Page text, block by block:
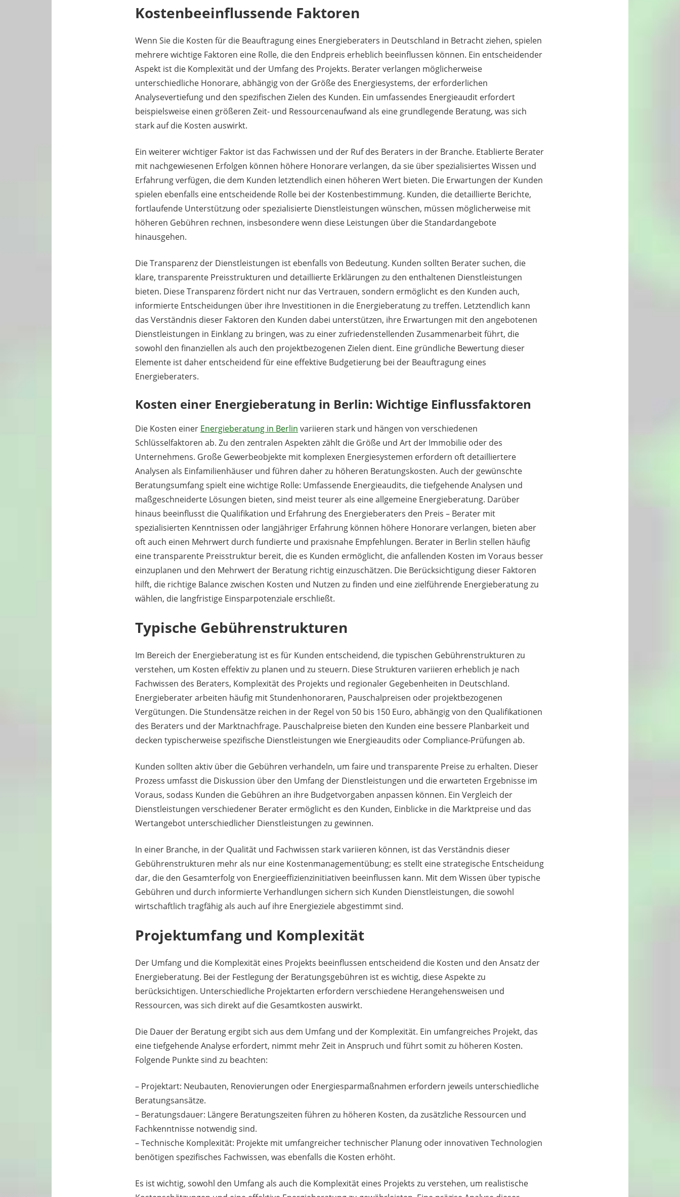
Kostenbeeinflussende Faktoren
Wenn Sie die Kosten für die Beauftragung eines Energieberaters in Deutschland in Betracht ziehen, spielen
mehrere wichtige Faktoren eine Rolle, die den Endpreis erheblich beeinflussen können. Ein entscheidender
Aspekt ist die Komplexität und der Umfang des Projekts. Berater verlangen möglicherweise
unterschiedliche Honorare, abhängig von der Größe des Energiesystems, der erforderlichen
Analysevertiefung und den spezifischen Zielen des Kunden. Ein umfassendes Energieaudit erfordert
beispielsweise einen größeren Zeit- und Ressourcenaufwand als eine grundlegende Beratung, was sich
stark auf die Kosten auswirkt.
Ein weiterer wichtiger Faktor ist das Fachwissen und der Ruf des Beraters in der Branche. Etablierte Berater
mit nachgewiesenen Erfolgen können höhere Honorare verlangen, da sie über spezialisiertes Wissen und
Erfahrung verfügen, die dem Kunden letztendlich einen höheren Wert bieten. Die Erwartungen der Kunden
spielen ebenfalls eine entscheidende Rolle bei der Kostenbestimmung. Kunden, die detaillierte Berichte,
fortlaufende Unterstützung oder spezialisierte Dienstleistungen wünschen, müssen möglicherweise mit
höheren Gebühren rechnen, insbesondere wenn diese Leistungen über die Standardangebote
hinausgehen.
Die Transparenz der Dienstleistungen ist ebenfalls von Bedeutung. Kunden sollten Berater suchen, die
klare, transparente Preisstrukturen und detaillierte Erklärungen zu den enthaltenen Dienstleistungen
bieten. Diese Transparenz fördert nicht nur das Vertrauen, sondern ermöglicht es den Kunden auch,
informierte Entscheidungen über ihre Investitionen in die Energieberatung zu treffen. Letztendlich kann
das Verständnis dieser Faktoren den Kunden dabei unterstützen, ihre Erwartungen mit den angebotenen
Dienstleistungen in Einklang zu bringen, was zu einer zufriedenstellenden Zusammenarbeit führt, die
sowohl den finanziellen als auch den projektbezogenen Zielen dient. Eine gründliche Bewertung dieser
Elemente ist daher entscheidend für eine effektive Budgetierung bei der Beauftragung eines
Energieberaters.
Kosten einer Energieberatung in Berlin: Wichtige Einflussfaktoren
Die Kosten einer Energieberatung in Berlin variieren stark und hängen von verschiedenen
Schlüsselfaktoren ab. Zu den zentralen Aspekten zählt die Größe und Art der Immobilie oder des
Unternehmens. Große Gewerbeobjekte mit komplexen Energiesystemen erfordern oft detailliertere
Analysen als Einfamilienhäuser und führen daher zu höheren Beratungskosten. Auch der gewünschte
Beratungsumfang spielt eine wichtige Rolle: Umfassende Energieaudits, die tiefgehende Analysen und
maßgeschneiderte Lösungen bieten, sind meist teurer als eine allgemeine Energieberatung. Darüber
hinaus beeinflusst die Qualifikation und Erfahrung des Energieberaters den Preis – Berater mit
spezialisierten Kenntnissen oder langjähriger Erfahrung können höhere Honorare verlangen, bieten aber
oft auch einen Mehrwert durch fundierte und praxisnahe Empfehlungen. Berater in Berlin stellen häufig
eine transparente Preisstruktur bereit, die es Kunden ermöglicht, die anfallenden Kosten im Voraus besser
einzuplanen und den Mehrwert der Beratung richtig einzuschätzen. Die Berücksichtigung dieser Faktoren
hilft, die richtige Balance zwischen Kosten und Nutzen zu finden und eine zielführende Energieberatung zu
wählen, die langfristige Einsparpotenziale erschließt.
Typische Gebührenstrukturen
Im Bereich der Energieberatung ist es für Kunden entscheidend, die typischen Gebührenstrukturen zu
verstehen, um Kosten effektiv zu planen und zu steuern. Diese Strukturen variieren erheblich je nach
Fachwissen des Beraters, Komplexität des Projekts und regionaler Gegebenheiten in Deutschland.
Energieberater arbeiten häufig mit Stundenhonoraren, Pauschalpreisen oder projektbezogenen
Vergütungen. Die Stundensätze reichen in der Regel von 50 bis 150 Euro, abhängig von den Qualifikationen
des Beraters und der Marktnachfrage. Pauschalpreise bieten den Kunden eine bessere Planbarkeit und
decken typischerweise spezifische Dienstleistungen wie Energieaudits oder Compliance-Prüfungen ab.
Kunden sollten aktiv über die Gebühren verhandeln, um faire und transparente Preise zu erhalten. Dieser
Prozess umfasst die Diskussion über den Umfang der Dienstleistungen und die erwarteten Ergebnisse im
Voraus, sodass Kunden die Gebühren an ihre Budgetvorgaben anpassen können. Ein Vergleich der
Dienstleistungen verschiedener Berater ermöglicht es den Kunden, Einblicke in die Marktpreise und das
Wertangebot unterschiedlicher Dienstleistungen zu gewinnen.
In einer Branche, in der Qualität und Fachwissen stark variieren können, ist das Verständnis dieser
Gebührenstrukturen mehr als nur eine Kostenmanagementübung; es stellt eine strategische Entscheidung
dar, die den Gesamterfolg von Energieeffizienzinitiativen beeinflussen kann. Mit dem Wissen über typische
Gebühren und durch informierte Verhandlungen sichern sich Kunden Dienstleistungen, die sowohl
wirtschaftlich tragfähig als auch auf ihre Energieziele abgestimmt sind.
Projektumfang und Komplexität
Der Umfang und die Komplexität eines Projekts beeinflussen entscheidend die Kosten und den Ansatz der
Energieberatung. Bei der Festlegung der Beratungsgebühren ist es wichtig, diese Aspekte zu
berücksichtigen. Unterschiedliche Projektarten erfordern verschiedene Herangehensweisen und
Ressourcen, was sich direkt auf die Gesamtkosten auswirkt.
Die Dauer der Beratung ergibt sich aus dem Umfang und der Komplexität. Ein umfangreiches Projekt, das
eine tiefgehende Analyse erfordert, nimmt mehr Zeit in Anspruch und führt somit zu höheren Kosten.
Folgende Punkte sind zu beachten:
– Projektart: Neubauten, Renovierungen oder Energiesparmaßnahmen erfordern jeweils unterschiedliche
Beratungsansätze.
– Beratungsdauer: Längere Beratungszeiten führen zu höheren Kosten, da zusätzliche Ressourcen und
Fachkenntnisse notwendig sind.
– Technische Komplexität: Projekte mit umfangreicher technischer Planung oder innovativen Technologien
benötigen spezifisches Fachwissen, was ebenfalls die Kosten erhöht.
Es ist wichtig, sowohl den Umfang als auch die Komplexität eines Projekts zu verstehen, um realistische